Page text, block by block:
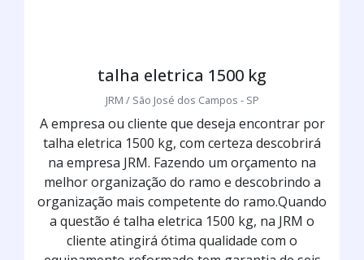
talha eletrica 1500 kg
JRM / São José dos Campos - SP
A empresa ou cliente que deseja encontrar por
talha eletrica 1500 kg, com certeza descobrirá
na empresa JRM. Fazendo um orçamento na
melhor organização do ramo e descobrindo a
organização mais competente do ramo.Quando
a questão é talha eletrica 1500 kg, na JRM o
cliente atingirá ótima qualidade com o